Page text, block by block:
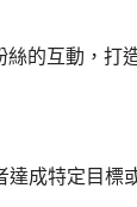
絲的互動，打
達成特定目標